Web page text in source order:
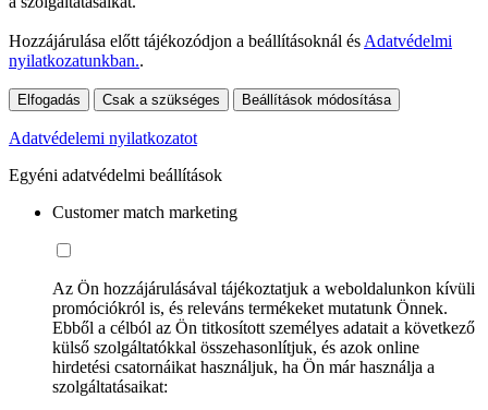
Hozzájárulása előtt tájékozódjon a beállításoknál és Adatvédelmi
nyilatkozatunkban..
Elfogadás Csak a szükséges Beállítások módosítása
Adatvédelemi nyilatkozatot
Egyéni adatvédelmi beállítások
Customer match marketing
Az Ön hozzájárulásával tájékoztatjuk a weboldalunkon kívüli
promóciókról is, és releváns termékeket mutatunk Önnek.
Ebből a célból az Ön titkosított személyes adatait a következő
külső szolgáltatókkal összehasonlítjuk, és azok online
hirdetési csatornáikat használjuk, ha Ön már használja a
szolgáltatásaikat: